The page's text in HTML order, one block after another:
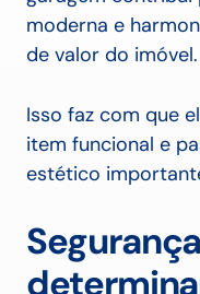
moderna e
de valor do imóvel.
Isso faz com que
item funcional e
estético